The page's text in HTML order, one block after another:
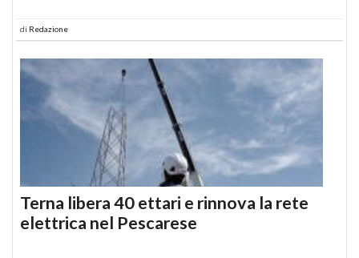
di Redazione
Terna libera 40 ettari e rinnova la rete
elettrica nel Pescarese